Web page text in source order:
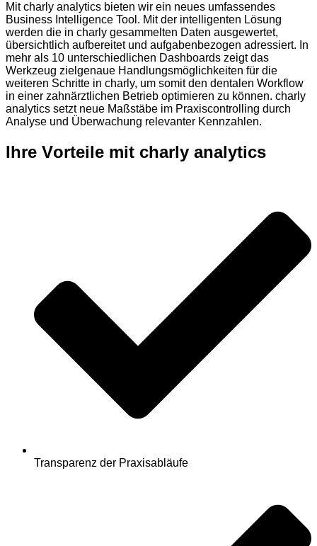
Mit charly analytics bieten wir ein neues umfassendes
Business Intelligence Tool. Mit der intelligenten Lösung
werden die in charly gesammelten Daten ausgewertet,
übersichtlich aufbereitet und aufgabenbezogen adressiert. In
mehr als 10 unterschiedlichen Dashboards zeigt das
Werkzeug zielgenaue Handlungsmöglichkeiten für die
weiteren Schritte in charly, um somit den dentalen Workflow
in einer zahnärztlichen Betrieb optimieren zu können. charly
analytics setzt neue Maßstäbe im Praxiscontrolling durch
Analyse und Überwachung relevanter Kennzahlen.
Ihre Vorteile mit charly analytics
Transparenz der Praxisabläufe